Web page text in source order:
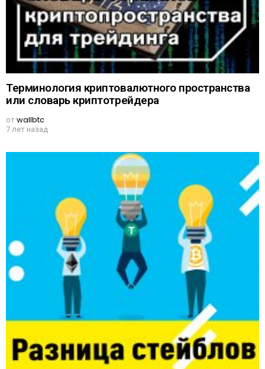
Терминология криптовалютного пространства
или словарь криптотрейдера
отwallbtc
7 лет назад